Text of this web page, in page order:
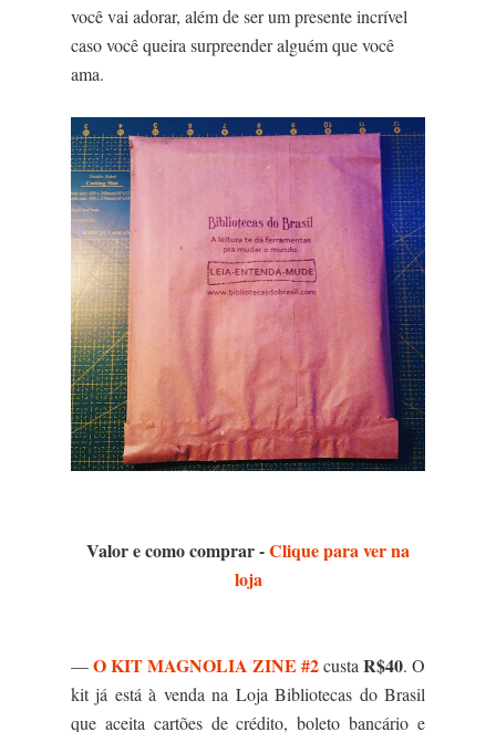
você vai adorar, além de ser um presente incrível
caso você queira surpreender alguém que você
ama.
Valor e como comprar -Clique para ver na
loja
—O KIT MAGNOLIA ZINE #2custa R$40. O
kit já está à venda na Loja Bibliotecas do Brasil
que aceita cartões de crédito, boleto bancário e